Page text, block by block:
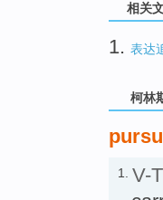
相关
1. 表达
柯林
1. V-T